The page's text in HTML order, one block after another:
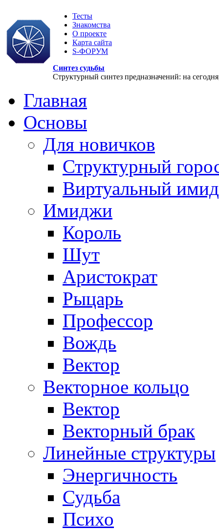
Тесты
Знакомства
О проекте
Карта сайта
S-ФОРУМ
Синтез судьбы
Структурный синтез предназначений: на
Главная
Основы
Для новичков
Структурный
Виртуальный
Имиджи
Король
Шут
Аристократ
Рыцарь
Профессор
Вождь
Вектор
Векторное кольцо
Вектор
Векторный брак
Линейные структуры
Энергичность
Судьба
Психо